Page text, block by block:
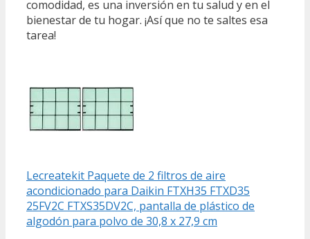
comodidad, es una inversión en tu salud y en el
bienestar de tu hogar. ¡Así que no te saltes esa
tarea!
Lecreatekit Paquete de 2 filtros de aire
acondicionado para Daikin FTXH35 FTXD35
25FV2C FTXS35DV2C, pantalla de plástico de
algodón para polvo de 30,8 x 27,9 cm